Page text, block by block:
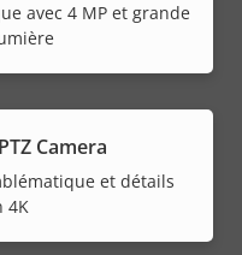
avec 4 MP et grande
Camera
et détails
4K